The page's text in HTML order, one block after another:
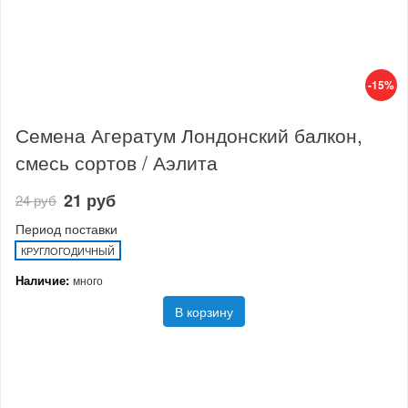
-15%
Семена Агератум Лондонский балкон,
смесь сортов / Аэлита
24 руб 21 руб
Период поставки
КРУГЛОГОДИЧНЫЙ
Наличие: много
В корзину